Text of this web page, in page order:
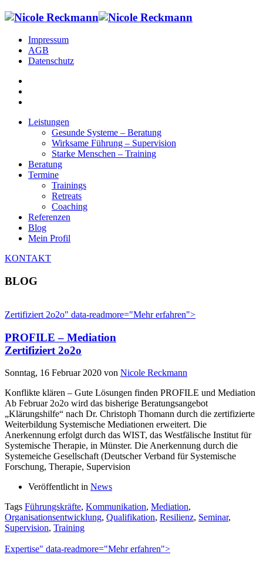
Impressum
AGB
Datenschutz
Leistungen
Gesunde Systeme – Beratung
Wirksame Führung – Supervision
Starke Menschen – Training
Beratung
Termine
Trainings
Retreats
Coaching
Referenzen
Blog
Mein Profil
KONTAKT
BLOG
Zertifiziert 2o2o" data-readmore="Mehr erfahren">
PROFILE – Mediation
Zertifiziert 2o2o
Sonntag, 16 Februar 2020 von Nicole Reckmann
Konflikte klären – Gute Lösungen finden PROFILE und Mediation
Ab Februar 2o2o wird das bisherige Beratungsangebot
„Klärungshilfe“ nach Dr. Christoph Thomann durch die zertifizierte
Weiterbildung Systemische Mediationen erweitert. Die
Anerkennung erfolgt durch das WIST, das Westfälische Institut für
Systemische Therapie, in Münster. Die Anerkennung durch die
Systemeiche Gesellschaft (Deutscher Verband für Systemische
Forschung, Therapie, Supervision
Veröffentlicht in News
Tags Führungskräfte, Kommunikation, Mediation,
Organisationsentwicklung, Qualifikation, Resilienz, Seminar,
Supervision, Training
Expertise" data-readmore="Mehr erfahren">